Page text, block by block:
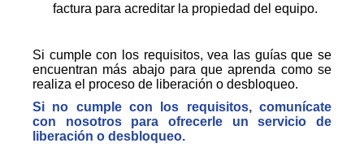
factura para acreditar la propiedad del equipo.
Si cumple con los requisitos, vea las guías que se
encuentran más abajo para que aprenda como se
realiza el proceso de liberación o desbloqueo.
Si no cumple con los requisitos, comunícate
con nosotros para ofrecerle un servicio de
liberación o desbloqueo.